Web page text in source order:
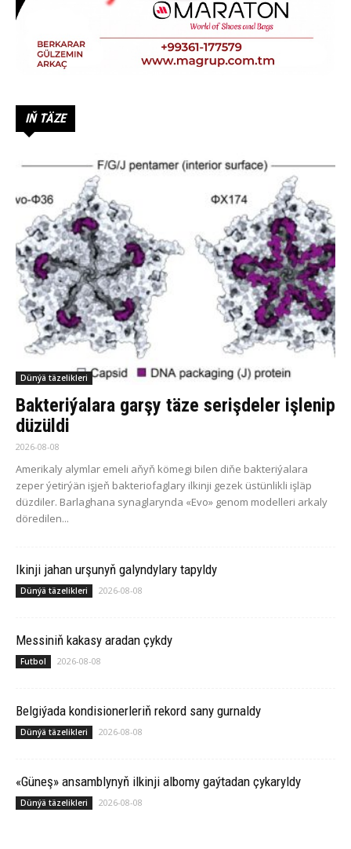
IŇ TÄZE
Dünýä täzelikleri
Bakteriýalara garşy täze serişdeler işlenip
düzüldi
2026-08-08
Amerikaly alymlar emeli aňyň kömegi bilen diňe bakteriýalara
zeper ýetirýän işjeň bakteriofaglary ilkinji gezek üstünlikli işläp
düzdiler. Barlaghana synaglarynda «Evo» genom modelleri arkaly
döredilen...
Ikinji jahan urşunyň galyndylary tapyldy
Dünýä täzelikleri 2026-08-08
Messiniň kakasy aradan çykdy
Futbol 2026-08-08
Belgiýada kondisionerleriň rekord sany gurnaldy
Dünýä täzelikleri 2026-08-08
«Güneş» ansamblynyň ilkinji albomy gaýtadan çykaryldy
Dünýä täzelikleri 2026-08-08